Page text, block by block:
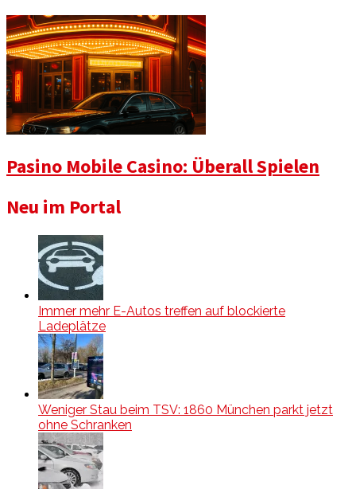
Pasino Mobile Casino: Überall Spielen
Neu im Portal
Immer mehr E-Autos treffen auf blockierte
Ladeplätze
Weniger Stau beim TSV: 1860 München parkt jetzt
ohne Schranken